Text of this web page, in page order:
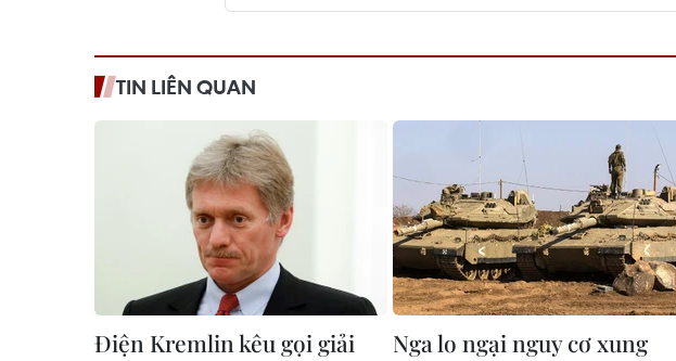
TIN LIÊN QUAN
Điện Kremlin kêu gọi giải
Nga lo ngại nguy cơ xung